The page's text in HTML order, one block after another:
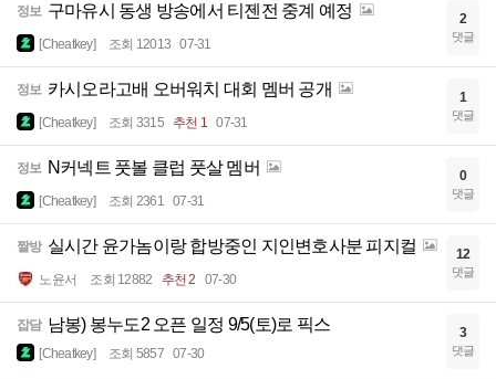
정보 구마유시 동생 방송에서 티젠전 중계 예정
[Cheatkey] 조회 12013 07-31
2
댓글
정보 카시오라고배 오버워치 대회 멤버 공개
[Cheatkey] 조회 3315 추천 1 07-31
1
댓글
정보 N커넥트 풋볼 클럽 풋살 멤버
[Cheatkey] 조회 2361 07-31
0
댓글
짤방 실시간 윤가놈이랑 합방중인 지인변호사분 피지컬
노윤서 조회 12882 추천 2 07-30
12
댓글
잡담 남봉) 봉누도2 오픈 일정 9/5(토)로 픽스
[Cheatkey] 조회 5857 07-30
3
댓글